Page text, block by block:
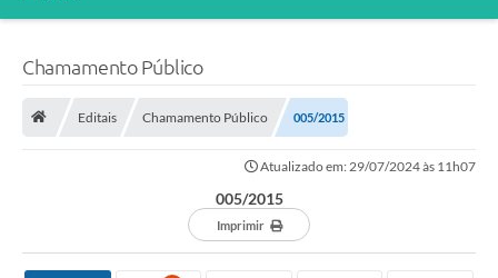
A Prefeitura
Chamamento Público
Editais Chamamento Público 005/2015
Atualizado em: 29/07/2024 às 11h07
005/2015
Imprimir